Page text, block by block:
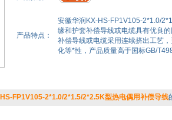
产品特点：
安徽华润KX-HS-FP1V105-2*1.0/
缘和护套补偿导线或电缆具有优良
补偿导线或电缆采用连续挤出工艺
化等*性，产品质量高于国标GB/
FP1V105-2*1.0/2*1.5/2*2.5K型热电偶用补偿导线